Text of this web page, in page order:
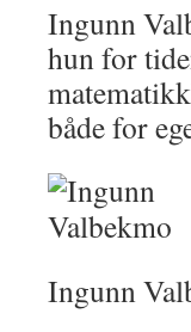
Ingunn
hun for
både for
Ingunn